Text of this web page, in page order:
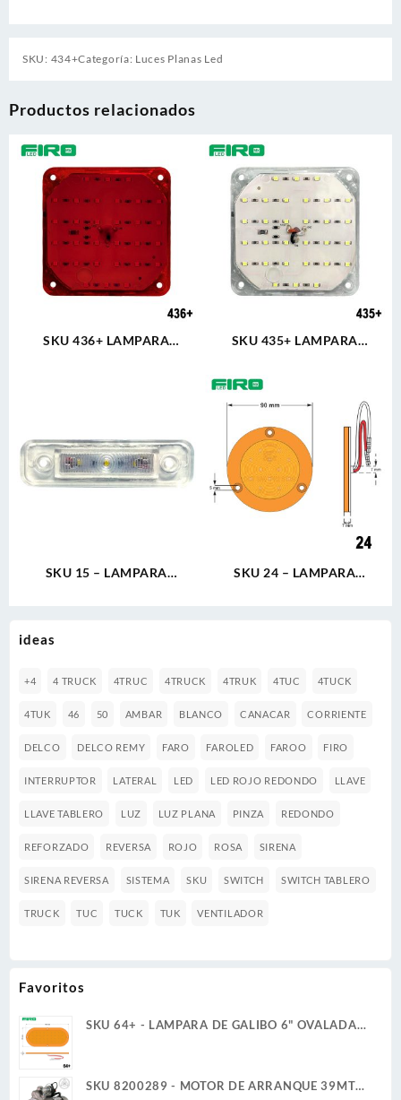
ideas
+4 4 TRUCK 4TRUC 4TRUCK 4TRUK 4TUC 4TUCK
4TUK 46 50 AMBAR BLANCO CANACAR CORRIENTE
DELCO DELCO REMY FARO FAROLED FAROO FIRO
INTERRUPTOR LATERAL LED LED ROJO REDONDO LLAVE
LLAVE TABLERO LUZ LUZ PLANA PINZA REDONDO
REFORZADO REVERSA ROJO ROSA SIRENA
SIRENA REVERSA SISTEMA SKU SWITCH SWITCH TABLERO
TRUCK TUC TUCK TUK VENTILADOR
Favoritos
SKU 64+ - LAMPARA DE GALIBO 6" OVALADA
SKU 8200289 - MOTOR DE ARRANQUE 39MT
SKU: 434+Categoría: Luces Planas Led
Productos relacionados
SKU 436+ LAMPARA
SKU 435+ LAMPARA
LED BLANCO ALTA/BAJA
SKU 15 – LAMPARA
SKU 24 – LAMPARA